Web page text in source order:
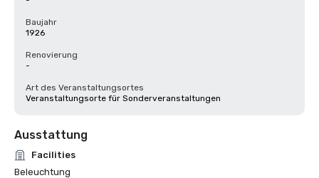
Baujahr
1926
Renovierung
-
Art des Veranstaltungsortes
Veranstaltungsorte für Sonderveranstaltungen
Ausstattung
Facilities
Beleuchtung